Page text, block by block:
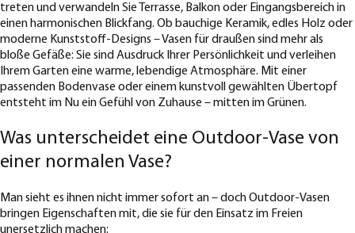
treten und verwandeln Sie Terrasse, Balkon oder Eingangsbereich in
einen harmonischen Blickfang. Ob bauchige Keramik, edles Holz oder
moderne Kunststoff-Designs – Vasen für draußen sind mehr als
bloße Gefäße: Sie sind Ausdruck Ihrer Persönlichkeit und verleihen
Ihrem Garten eine warme, lebendige Atmosphäre. Mit einer
passenden Bodenvase oder einem kunstvoll gewählten Übertopf
entsteht im Nu ein Gefühl von Zuhause – mitten im Grünen.
Was unterscheidet eine Outdoor-Vase von
einer normalen Vase?
Man sieht es ihnen nicht immer sofort an – doch Outdoor-Vasen
bringen Eigenschaften mit, die sie für den Einsatz im Freien
unersetzlich machen: